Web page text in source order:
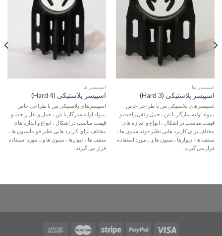
مندی
اسپیسر ها
اسپیسر پلاستیکی (Hard 3)
اسپیسرهای پلاستیکی بتن با طراحی خاص
،مواد اولیه سازگار با بتن ، حمل و نقل راحت و
قیمت مناسب در اشکال ، انواع و اندازه های
مختلف برای کاربرد هایی نظیر فونداسیون ها ،
سقف ها ، دیوارها ، ستون ها و ... مورد استفاده
قرار می گیرند .
اسپیسر ها
اسپیسر پلاستیکی (Hard 4)
اسپیسرهای پلاستیکی بتن با طراحی خاص
،مواد اولیه سازگار با بتن ، حمل و نقل راحت و
قیمت مناسب در اشکال ، انواع و اندازه های
مختلف برای کاربرد هایی نظیر فونداسیون ها ،
سقف ها ، دیوارها ، ستون ها و ... مورد استفاده
قرار می گیرند .